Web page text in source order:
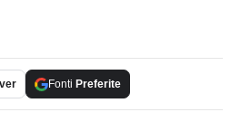
Fonti Preferite